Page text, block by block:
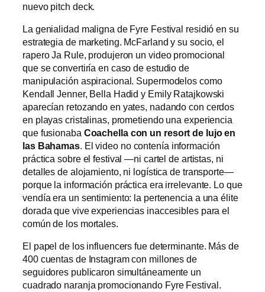
nuevo pitch deck.
La genialidad maligna de Fyre Festival residió en su
estrategia de marketing. McFarland y su socio, el
rapero Ja Rule, produjeron un video promocional
que se convertiría en caso de estudio de
manipulación aspiracional. Supermodelos como
Kendall Jenner, Bella Hadid y Emily Ratajkowski
aparecían retozando en yates, nadando con cerdos
en playas cristalinas, prometiendo una experiencia
que fusionaba Coachella con un resort de lujo en
las Bahamas. El video no contenía información
práctica sobre el festival —ni cartel de artistas, ni
detalles de alojamiento, ni logística de transporte—
porque la información práctica era irrelevante. Lo que
vendía era un sentimiento: la pertenencia a una élite
dorada que vive experiencias inaccesibles para el
común de los mortales.
El papel de los influencers fue determinante. Más de
400 cuentas de Instagram con millones de
seguidores publicaron simultáneamente un
cuadrado naranja promocionando Fyre Festival.